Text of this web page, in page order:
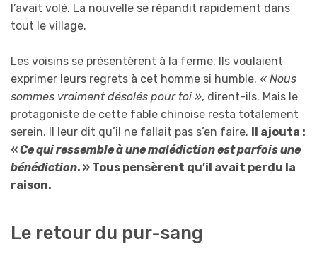
l’avait volé. La nouvelle se répandit rapidement dans
tout le village.
Les voisins se présentèrent à la ferme. Ils voulaient
exprimer leurs regrets à cet homme si humble. « Nous
sommes vraiment désolés pour toi », dirent-ils. Mais le
protagoniste de cette fable chinoise resta totalement
serein. Il leur dit qu’il ne fallait pas s’en faire.
Il ajouta :
«Ce qui ressemble à une malédiction est parfois une
bénédiction. » Tous pensèrent qu’il avait perdu la
raison.
Le retour du pur-sang